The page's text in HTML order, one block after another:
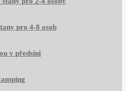
pro 4-8 osob
v předsíni